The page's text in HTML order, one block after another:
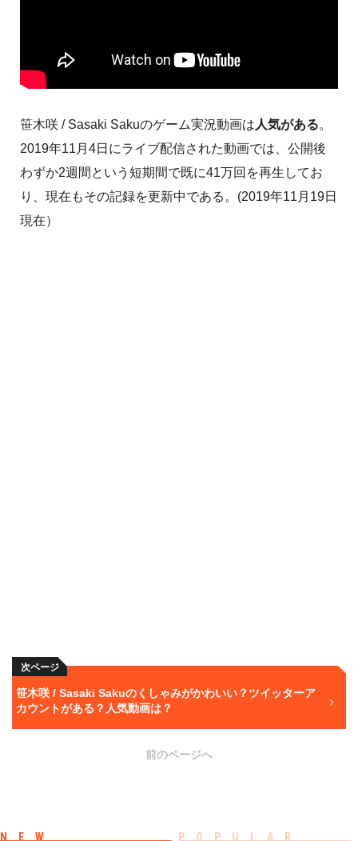
笹木咲 / Sasaki Sakuのゲーム実況動画は 人気がある。
2019年11月4日にライブ配信された動画では、公開後
わずか2週間という短期間で既に41万回を再生してお
り、現在もその記録を更新中である。(2019年11月19日
現在）
次ページ
笹木咲 / Sasaki Sakuのくしゃみがかわいい？ツイッターア
カウントがある？人気動画は？
前のページへ